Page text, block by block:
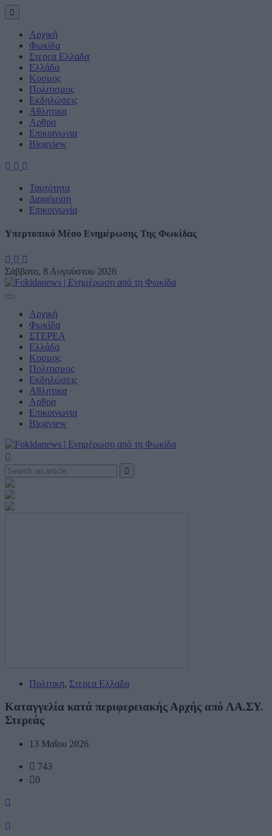
Αρχική
Φωκίδα
Στερεα Ελλαδα
Ελλάδα
Κοσμος
Πολιτισμος
Εκδηλώσεις
Αθλητικα
Αρθρα
Eπικοινωνια
Blogview
Ταυτότητα
Διαφήμιση
Επικοινωνία
Υπερτοπικό Μέσο Ενημέρωσης Της Φωκίδας
Σάββατο, 8 Αυγούστου 2026
Αρχική
Φωκίδα
ΣΤΕΡΕΑ
Ελλάδα
Κοσμος
Πολιτισμος
Εκδηλώσεις
Αθλητικα
Αρθρα
Eπικοινωνια
Blogview
Πολιτικη, Στερεα Ελλαδα
Καταγγελία κατά περιφερειακής Αρχής από ΛΑ.ΣΥ.
Στερεάς
13 Μαΐου 2026
743
0